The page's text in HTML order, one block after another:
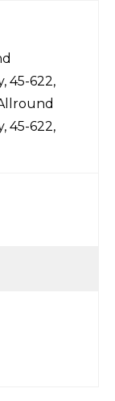
45-622,
45-622,